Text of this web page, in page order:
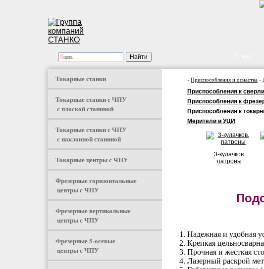
Токарные станки
Токарные станки с ЧПУ
с плоской станиной
Токарные станки с ЧПУ
с наклонной станиной
Токарные центры с ЧПУ
Фрезерные горизонтальные
центры с ЧПУ
Фрезерные вертикальные
центры с ЧПУ
Фрезерные 5-осевые
центры с ЧПУ
› Приспособления и оснастка ›
Приспособления к
Приспособления к
Приспособления к
Мерители и УЦИ
3-кулачков.
патроны
Надежная и удобная
Крепкая
Прочная и жесткая
Лазерный раскрой